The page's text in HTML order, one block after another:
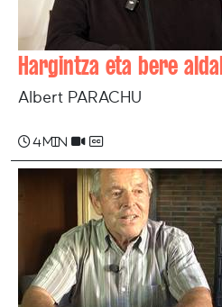
Hargintza eta bere
Albert PARACHU
4 min